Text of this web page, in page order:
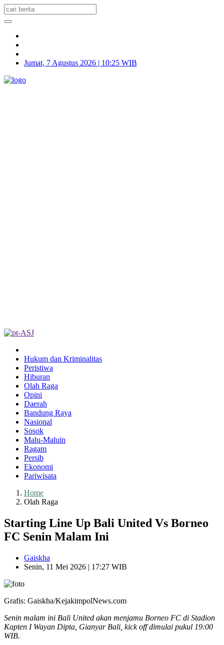
Jumat, 7 Agustus 2026 | 10:25 WIB
Hukum dan Kriminalitas
Peristiwa
Hiburan
Olah Raga
Opini
Daerah
Bandung Raya
Nasional
Sosok
Malu-Maluin
Ragam
Persib
Ekonomi
Pariwisata
Home
Olah Raga
Starting Line Up Bali United Vs Borneo
FC Senin Malam Ini
Gaiskha
Senin, 11 Mei 2026 | 17:27 WIB
Grafis: Gaiskha/KejakimpolNews.com
Senin malam ini Bali United akan menjamu Borneo FC di Stadion
Kapten I Wayan Dipta, Gianyar Bali, kick off dimulai pukul 19:00
WIB.